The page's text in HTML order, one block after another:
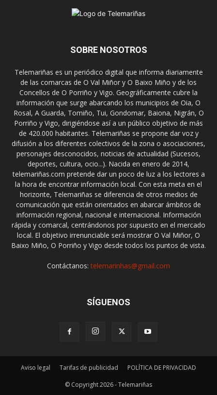
SOBRE NOSOTROS
Telemariñas es un periódico digital que informa diariamente
de las comarcas de O Val Miñor y O Baixo Miño y de los
Concellos de O Porriño y Vigo. Geográficamente cubre la
información que surge abarcando los municipios de Oia, O
Rosal, A Guarda, Tomiño, Tui, Gondomar, Baiona, Nigrán, O
Porriño y Vigo, dirigiéndose así a un público objetivo de más
de 420.000 habitantes. Telemariñas se propone dar voz y
difusión a los diferentes colectivos de la zona o asociaciones,
personajes desconocidos, noticias de actualidad (Sucesos,
deportes, cultura, ocio...). Nacida en enero de 2014,
telemariñas.com pretende dar un poco de luz a los lectores a
la hora de encontrar información local. Con esta meta en el
horizonte, Telemariñas se diferencia de otros medios de
comunicación que están orientados en abarcar ámbitos de
información regional, nacional e internacional. Información
rápida y comarcal, centrándonos por supuesto en el mercado
local. El objetivo irrenunciable será mostrar O Val Miñor, O
Baixo Miño, O Porriño y Vigo desde todos los puntos de vista.
Contáctanos:telemarinhas@gmail.com
SÍGUENOS
Aviso legal Tarifas de publicidad POLÍTICA DE PRIVACIDAD
© Copyright 2026 - Telemariñas